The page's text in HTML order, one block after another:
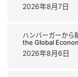
2026年8月7日
ハンバーガーから
the Global
2026年8月6日